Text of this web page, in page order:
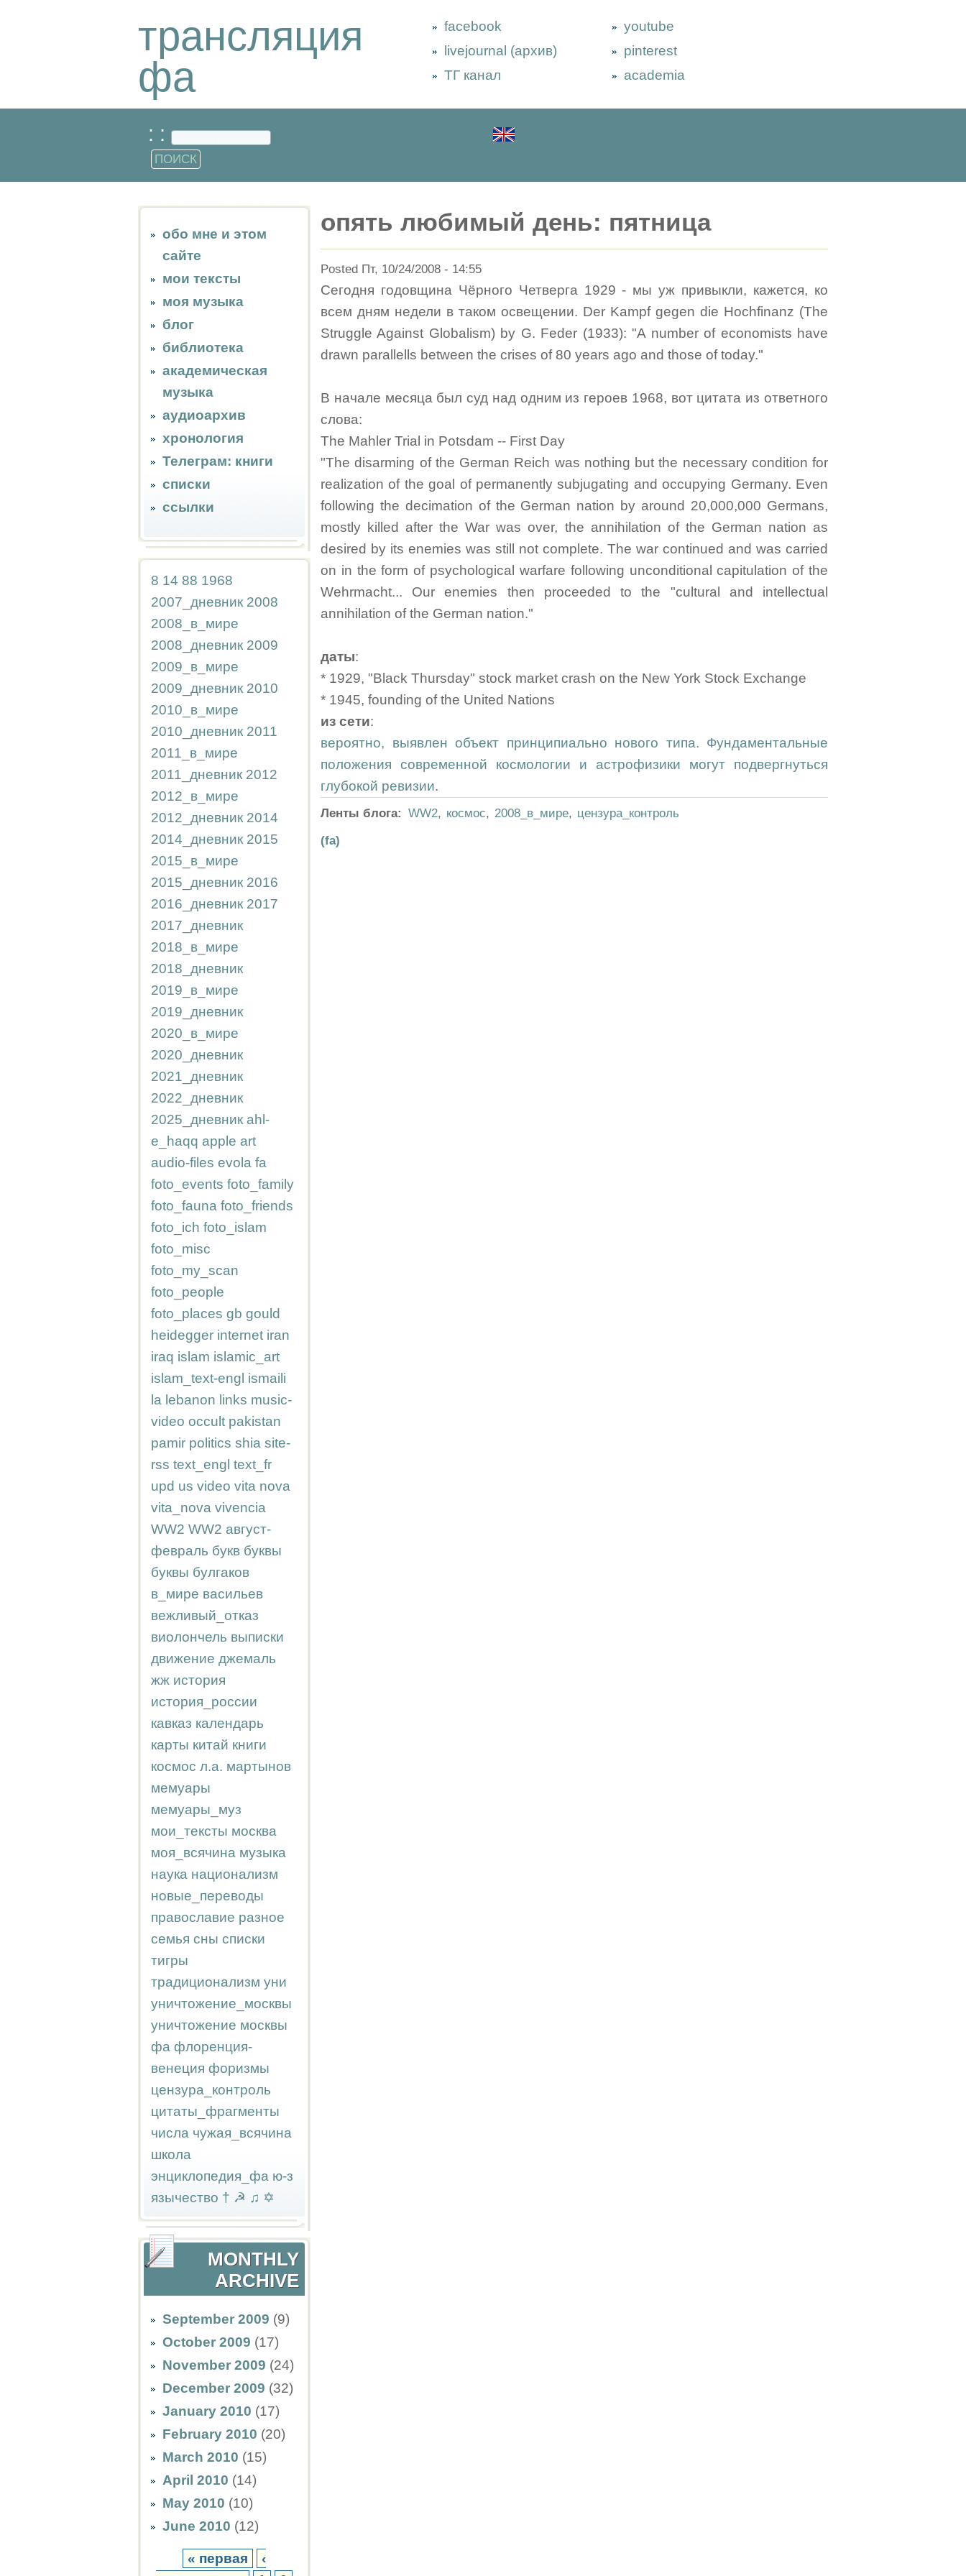
трансляция
фа
facebook
livejournal (архив)
ТГ канал
youtube
pinterest
academia
: :
обо мне и этом
сайте
мои тексты
моя музыка
блог
библиотека
академическая
музыка
аудиоархив
хронология
Телеграм: книги
списки
ссылки
8 14 88 1968
2007_дневник 2008
2008_в_мире
2008_дневник 2009
2009_в_мире
2009_дневник 2010
2010_в_мире
2010_дневник 2011
2011_в_мире
2011_дневник 2012
2012_в_мире
2012_дневник 2014
2014_дневник 2015
2015_в_мире
2015_дневник 2016
2016_дневник 2017
2017_дневник
2018_в_мире
2018_дневник
2019_в_мире
2019_дневник
2020_в_мире
2020_дневник
2021_дневник
2022_дневник
2025_дневник ahl-
e_haqq apple art
audio-files evola fa
foto_events foto_family
foto_fauna foto_friends
foto_ich foto_islam
foto_misc
foto_my_scan
foto_people
foto_places gb gould
heidegger internet iran
iraq islam islamic_art
islam_text-engl ismaili
la lebanon links music-
video occult pakistan
pamir politics shia site-
rss text_engl text_fr
upd us video vita nova
vita_nova vivencia
WW2 WW2 август-
февраль букв буквы
буквы булгаков
в_мире васильев
вежливый_отказ
виолончель выписки
движение джемаль
жж история
история_россии
кавказ календарь
карты китай книги
космос л.а. мартынов
мемуары
мемуары_муз
мои_тексты москва
моя_всячина музыка
наука национализм
новые_переводы
православие разное
семья сны списки
тигры
традиционализм уни
уничтожение_москвы
уничтожение москвы
фа флоренция-
венеция форизмы
цензура_контроль
цитаты_фрагменты
числа чужая_всячина
школа
энциклопедия_фа ю-з
язычество † ☭ ♫ ✡
MONTHLY
ARCHIVE
September 2009 (9)
October 2009 (17)
November 2009 (24)
December 2009 (32)
January 2010 (17)
February 2010 (20)
March 2010 (15)
April 2010 (14)
May 2010 (10)
June 2010 (12)
« первая
‹
опять любимый день: пятница
Posted Пт, 10/24/2008 - 14:55
Сегодня годовщина Чёрного Четверга 1929 - мы уж привыкли, кажется, ко
всем дням недели в таком освещении. Der Kampf gegen die Hochfinanz (The
Struggle Against Globalism) by G. Feder (1933): "A number of economists have
drawn parallells between the crises of 80 years ago and those of today."
В начале месяца был суд над одним из героев 1968, вот цитата из ответного
слова:
The Mahler Trial in Potsdam -- First Day
"The disarming of the German Reich was nothing but the necessary condition for
realization of the goal of permanently subjugating and occupying Germany. Even
following the decimation of the German nation by around 20,000,000 Germans,
mostly killed after the War was over, the annihilation of the German nation as
desired by its enemies was still not complete. The war continued and was carried
on in the form of psychological warfare following unconditional capitulation of the
Wehrmacht... Our enemies then proceeded to the "cultural and intellectual
annihilation of the German nation."
даты:
* 1929, "Black Thursday" stock market crash on the New York Stock Exchange
* 1945, founding of the United Nations
из сети:
вероятно, выявлен объект принципиально нового типа. Фундаментальные
положения современной космологии и астрофизики могут подвергнуться
глубокой ревизии.
Ленты блога: WW2, космос, 2008_в_мире, цензура_контроль
(fa)